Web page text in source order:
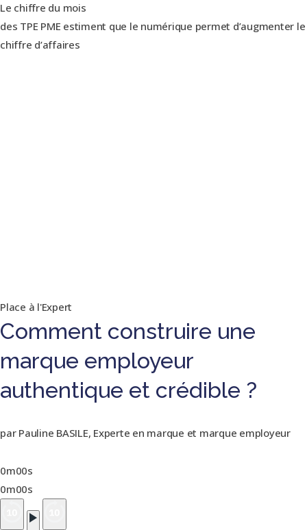
Le chiffre du mois
des TPE PME estiment que le numérique permet d’augmenter le
chiffre d’affaires
Place à l'Expert
Comment construire une
marque employeur
authentique et crédible ?
par Pauline BASILE, Experte en marque et marque employeur
0m00s
0m00s